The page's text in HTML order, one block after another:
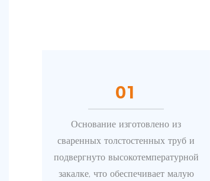
01
Основание изготовлено из
сваренных толстостенных труб и
подвергнуто высокотемпературной
закалке, что обеспечивает малую